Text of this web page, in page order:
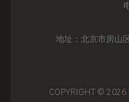
地址：北京市房山
COPYRIGHT © 2026